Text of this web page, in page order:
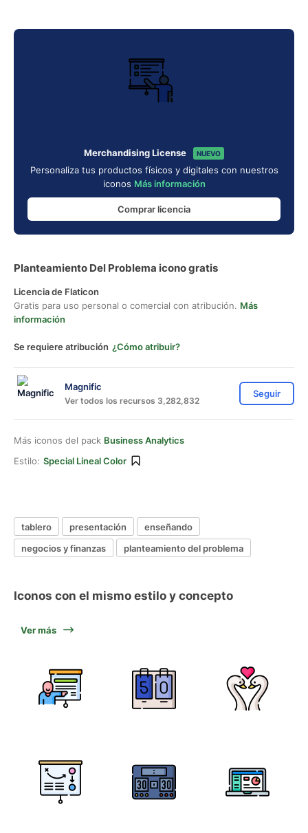
Merchandising License NUEVO
Personaliza tus productos físicos y digitales con nuestros
iconos Más información
Comprar licencia
Planteamiento Del Problema icono gratis
Licencia de Flaticon
Gratis para uso personal o comercial con atribución. Más
información
Se requiere atribución ¿Cómo atribuir?
Magnific
Ver todos los recursos 3,282,832
Seguir
Más iconos del pack Business Analytics
Estilo: Special Lineal Color
tablero presentación
enseñando
negocios y finanzas
planteamiento del problema
Iconos con el mismo estilo y concepto
Ver más